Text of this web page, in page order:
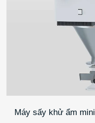
Máy sấy khử ẩm mini